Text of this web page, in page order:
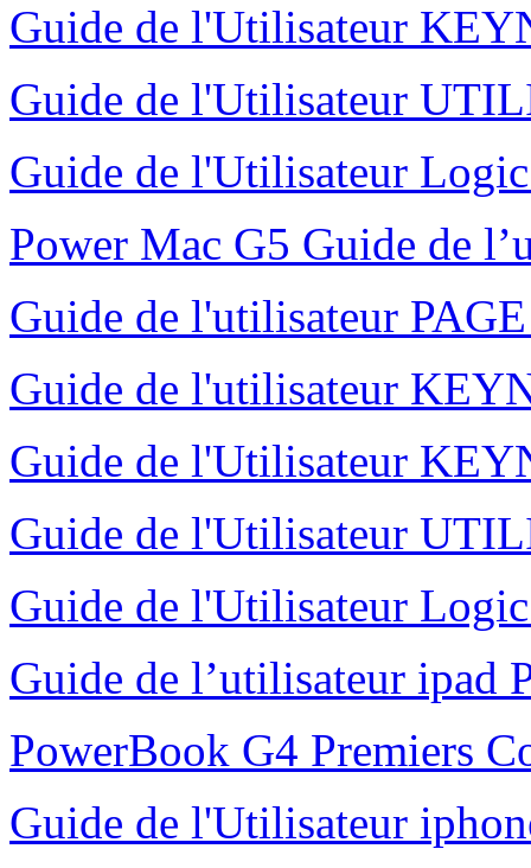
Guide de l'Utilisateur
Guide de l'Utilisateur
Guide de l'Utilisateur
Power Mac G5 Guide de
Guide de l'utilisateur
Guide de l'utilisateur
Guide de l'Utilisateur
Guide de l'Utilisateur
Guide de l'Utilisateur
Guide de l’utilisateur ipad
PowerBook G4 Premiers
Guide de l'Utilisateur